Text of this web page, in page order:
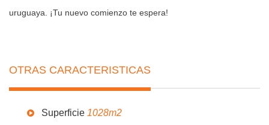
uruguaya. ¡Tu nuevo comienzo te espera!
OTRAS CARACTERISTICAS
Superficie 1028m2